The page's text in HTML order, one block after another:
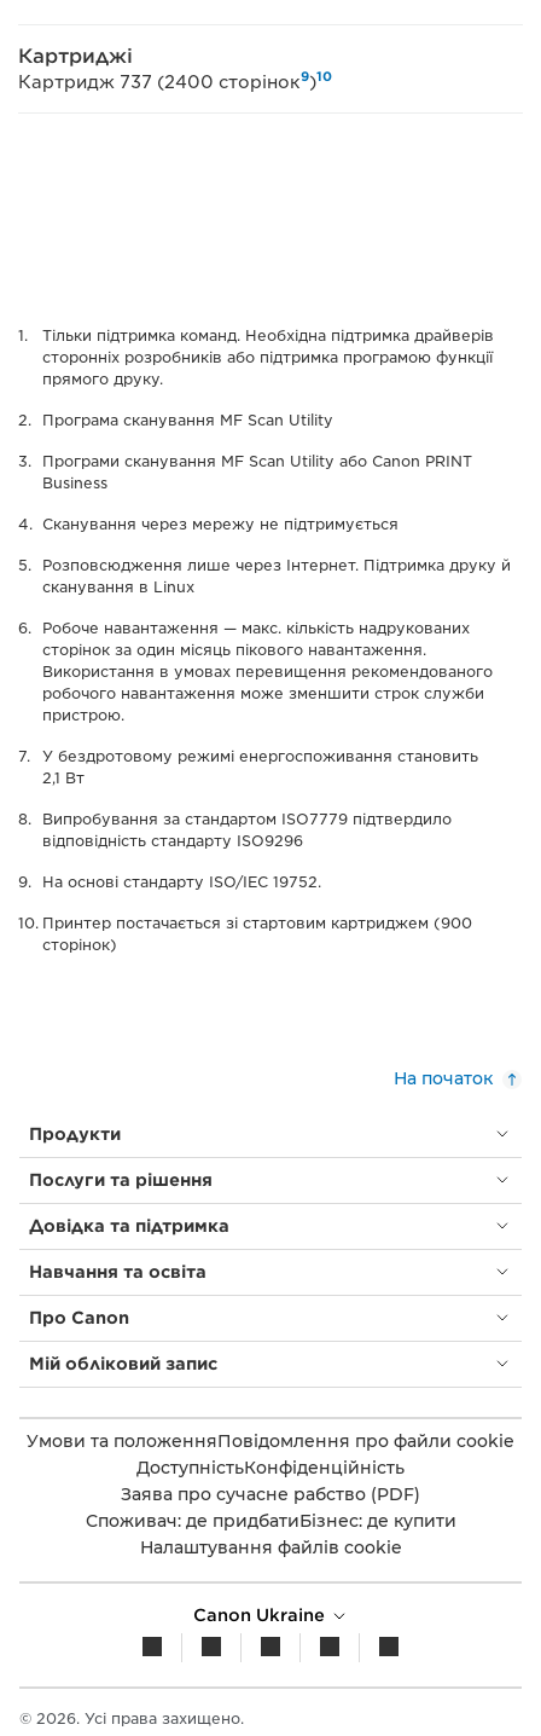
Картриджі
Картридж 737 (2400 сторінок9)10
Тільки підтримка команд. Необхідна підтримка драйверів
сторонніх розробників або підтримка програмою функції
прямого друку.
Програма сканування MF Scan Utility
Програми сканування MF Scan Utility або Canon PRINT
Business
Сканування через мережу не підтримується
Розповсюдження лише через Інтернет. Підтримка друку й
сканування в Linux
Робоче навантаження — макс. кількість надрукованих
сторінок за один місяць пікового навантаження.
Використання в умовах перевищення рекомендованого
робочого навантаження може зменшити строк служби
пристрою.
У бездротовому режимі енергоспоживання становить
2,1 Вт
Випробування за стандартом ISO7779 підтвердило
відповідність стандарту ISO9296
На основі стандарту ISO/IEC 19752.
Принтер постачається зі стартовим картриджем (900
сторінок)
На початок
Продукти
Послуги та рішення
Довідка та підтримка
Навчання та освіта
Про Canon
Мій обліковий запис
Умови та положенняПовідомлення про файли cookie
ДоступністьКонфіденційність
Заява про сучасне рабство (PDF)
Споживач: де придбатиБізнес: де купити
Налаштування файлів cookie
Canon Ukraine
© 2026. Усі права захищено.